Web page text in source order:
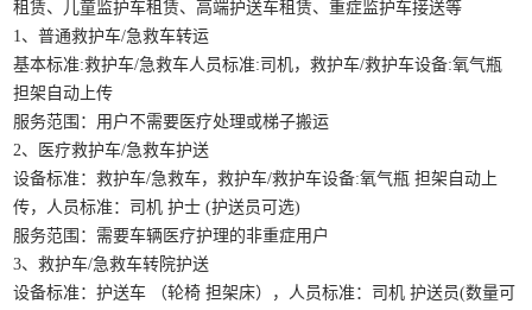
租赁、儿童监护车租赁、高端护送车租赁、重症监护车接送等
1、普通救护车/急救车转运
基本标准:救护车/急救车人员标准:司机，救护车/救护车设备:氧气瓶
担架自动上传
服务范围：用户不需要医疗处理或梯子搬运
2、医疗救护车/急救车护送
设备标准：救护车/急救车，救护车/救护车设备:氧气瓶 担架自动上
传，人员标准：司机 护士 (护送员可选)
服务范围：需要车辆医疗护理的非重症用户
3、救护车/急救车转院护送
设备标准：护送车 （轮椅 担架床），人员标准：司机 护送员(数量可